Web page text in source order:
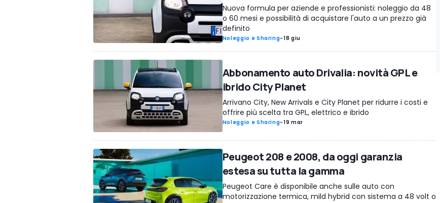
Nuova formula per aziende e professionisti: noleggio da 48
o 60 mesi e possibilità di acquistare l'auto a un prezzo già
definito
Noleggio e Sharing-18 giu
Abbonamento auto Drivalia: novità GPL e
ibrido City Planet
Arrivano City, New Arrivals e City Planet per ridurre i costi e
offrire più scelta tra GPL, elettrico e ibrido
Noleggio e Sharing-19 mar
Peugeot 208 e 2008, da oggi garanzia
estesa su tutta la gamma
Peugeot Care è disponibile anche sulle auto con
motorizzazione termica, mild hybrid con sistema a 48 volt o